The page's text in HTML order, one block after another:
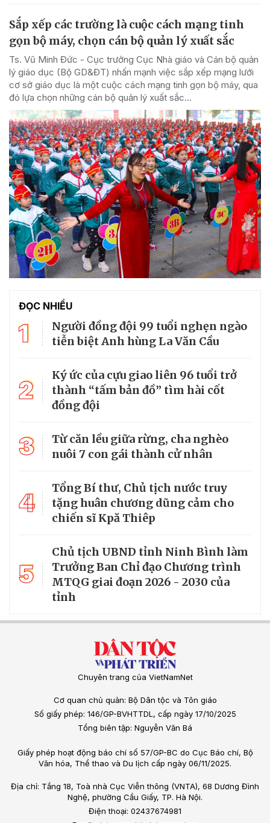
Sắp xếp các trường là cuộc cách mạng tinh
gọn bộ máy, chọn cán bộ quản lý xuất sắc
Ts. Vũ Minh Đức - Cục trưởng Cục Nhà giáo và Cán bộ quản
lý giáo dục (Bộ GD&ĐT) nhấn mạnh việc sắp xếp mạng lưới
cơ sở giáo dục là một cuộc cách mạng tinh gọn bộ máy, qua
đó lựa chọn những cán bộ quản lý xuất sắc...
ĐỌC NHIỀU
1
Người đồng đội 99 tuổi nghẹn ngào
tiễn biệt Anh hùng La Văn Cầu
2
Ký ức của cựu giao liên 96 tuổi trở
thành “tấm bản đồ” tìm hài cốt
đồng đội
3
Từ căn lều giữa rừng, cha nghèo
nuôi 7 con gái thành cử nhân
4
Tổng Bí thư, Chủ tịch nước truy
tặng huân chương dũng cảm cho
chiến sĩ Kpă Thiêp
5
Chủ tịch UBND tỉnh Ninh Bình làm
Trưởng Ban Chỉ đạo Chương trình
MTQG giai đoạn 2026 - 2030 của
tỉnh
Chuyên trang của VietNamNet
Cơ quan chủ quản: Bộ Dân tộc và Tôn giáo
Số giấy phép: 146/GP-BVHTTDL, cấp ngày 17/10/2025
Tổng biên tập: Nguyễn Văn Bá
Giấy phép hoạt động báo chí số 57/GP-BC do Cục Báo chí, Bộ
Văn hóa, Thể thao và Du lịch cấp ngày 06/11/2025.
Địa chỉ: Tầng 18, Toà nhà Cục Viễn thông (VNTA), 68 Dương Đình
Nghệ, phường Cầu Giấy, TP. Hà Nội.
Điện thoại: 02437674981